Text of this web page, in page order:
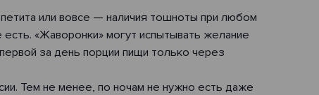
или вовсе — наличия тошноты при любом
«Жаворонки» могут испытывать желание
за день порции пищи только через
Тем не менее, по ночам не нужно есть даже